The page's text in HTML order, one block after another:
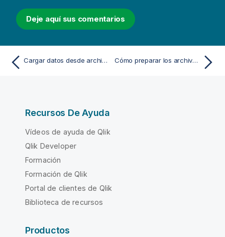
Deje aquí sus comentarios
Cargar datos desde archivos Cómo preparar los archivos para cargarlos con ExcelQlikView
Recursos De Ayuda
Vídeos de ayuda de Qlik
Qlik Developer
Formación
Formación de Qlik
Portal de clientes de Qlik
Biblioteca de recursos
Productos